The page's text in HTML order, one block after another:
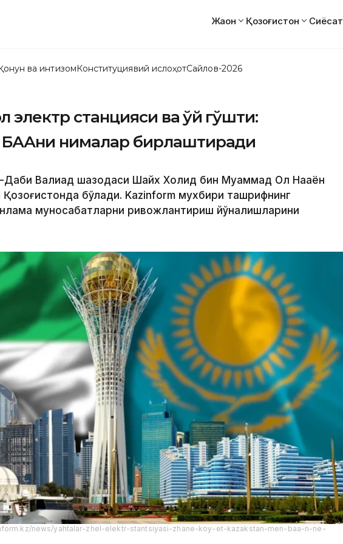
Жаҳон Қозоғистон Сиёсат
ва интизомКонституциявий ислоҳотСайлов-2026
электр станцияси ва қўй гўшти:
БААни нималар бирлаштиради
Даби Валиаҳд шаҳзодаси Шайх Холид бин Муҳаммад Ол Наҳаён
бўлади. Kazinform мухбири ташрифнинг
муносабатларни ривожлантириш йўналишларини
news/yahtalar-zhel-elektr-stantsiyasi-zhane-koy-et-kazakstan-men-baa-n-ne-